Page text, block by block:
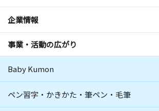
企業情報
事業・活動の広がり
Baby Kumon
ペン習字・かきかた・筆ペン・毛筆